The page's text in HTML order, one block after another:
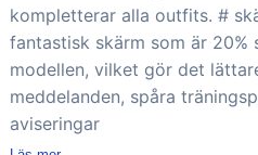
kompletterar alla outfits. #
fantastisk skärm som är 20%
modellen, vilket gör det
meddelanden, spåra
aviseringar